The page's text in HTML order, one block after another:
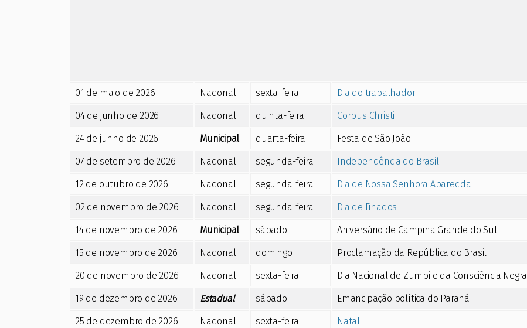
01 de maio de 2026 Nacional sexta-feira Dia do trabalhador
04 de junho de 2026 Nacional quinta-feira Corpus Christi
24 de junho de 2026 Municipal quarta-feira Festa de São João
07 de setembro de 2026 Nacional segunda-feira Independência do Brasil
12 de outubro de 2026 Nacional segunda-feira Dia de Nossa Senhora Aparecida
02 de novembro de 2026 Nacional segunda-feira Dia de Finados
14 de novembro de 2026 Municipal sábado Aniversário de Campina Grande do Sul
15 de novembro de 2026 Nacional domingo Proclamação da República do Brasil
20 de novembro de 2026 Nacional sexta-feira Dia Nacional de Zumbi e da Consciência Negra
19 de dezembro de 2026 Estadual sábado Emancipação política do Paraná
25 de dezembro de 2026 Nacional sexta-feira Natal